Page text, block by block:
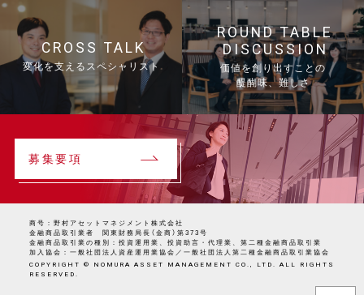
CROSS TALK
変化を支えるスペシャリスト
ROUND TABLE
DISCUSSION
価値を創り出すことの
醍醐味、難しさ
募集要項
商号：野村アセットマネジメント株式会社
金融商品取引業者 関東財務局長（金商）第373号
金融商品取引業の種別：投資運用業、投資助言・代理業、第二種金融商品取引業
加入協会：一般社団法人資産運用業協会／一般社団法人第二種金融商品取引業協会
COPYRIGHT © NOMURA ASSET MANAGEMENT CO., LTD. ALL RIGHTS
RESERVED.